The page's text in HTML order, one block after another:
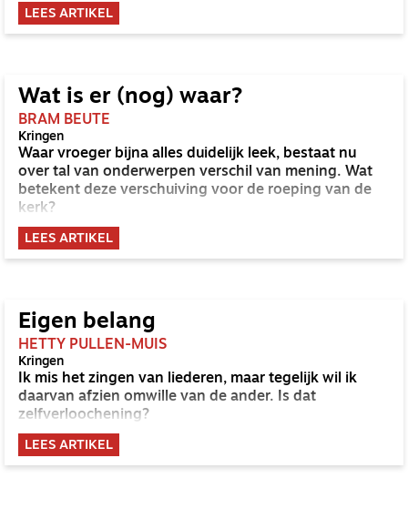
LEES ARTIKEL
Wat is er (nog) waar?
BRAM BEUTE
Kringen
Waar vroeger bijna alles duidelijk leek, bestaat nu
over tal van onderwerpen verschil van mening. Wat
betekent deze verschuiving voor de roeping van de
kerk?
LEES ARTIKEL
Eigen belang
HETTY PULLEN-MUIS
Kringen
Ik mis het zingen van liederen, maar tegelijk wil ik
daarvan afzien omwille van de ander. Is dat
zelfverloochening?
LEES ARTIKEL